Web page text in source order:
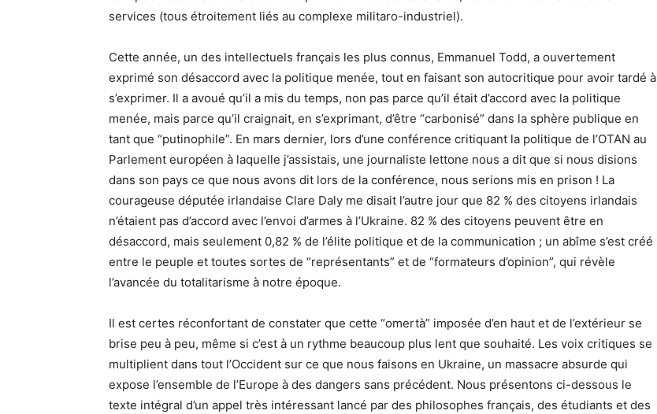
services (tous étroitement liés au complexe militaro-industriel).
Cette année, un des intellectuels français les plus connus, Emmanuel Todd, a ouvertement
exprimé son désaccord avec la politique menée, tout en faisant son autocritique pour avoir tardé à
s’exprimer. Il a avoué qu’il a mis du temps, non pas parce qu’il était d’accord avec la politique
menée, mais parce qu’il craignait, en s’exprimant, d’être “carbonisé” dans la sphère publique en
tant que “putinophile”. En mars dernier, lors d’une conférence critiquant la politique de l’OTAN au
Parlement européen à laquelle j’assistais, une journaliste lettone nous a dit que si nous disions
dans son pays ce que nous avons dit lors de la conférence, nous serions mis en prison ! La
courageuse députée irlandaise Clare Daly me disait l’autre jour que 82 % des citoyens irlandais
n’étaient pas d’accord avec l’envoi d’armes à l’Ukraine. 82 % des citoyens peuvent être en
désaccord, mais seulement 0,82 % de l’élite politique et de la communication ; un abîme s’est créé
entre le peuple et toutes sortes de “représentants” et de “formateurs d’opinion”, qui révèle
l’avancée du totalitarisme à notre époque.
Il est certes réconfortant de constater que cette “omertà” imposée d’en haut et de l’extérieur se
brise peu à peu, même si c’est à un rythme beaucoup plus lent que souhaité. Les voix critiques se
multiplient dans tout l’Occident sur ce que nous faisons en Ukraine, un massacre absurde qui
expose l’ensemble de l’Europe à des dangers sans précédent. Nous présentons ci-dessous le
texte intégral d’un appel très intéressant lancé par des philosophes français, des étudiants et des